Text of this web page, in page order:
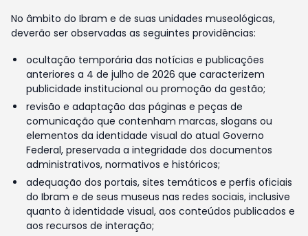
No âmbito do Ibram e de suas unidades museológicas,
deverão ser observadas as seguintes providências:
ocultação temporária das notícias e publicações
anteriores a 4 de julho de 2026 que caracterizem
publicidade institucional ou promoção da gestão;
revisão e adaptação das páginas e peças de
comunicação que contenham marcas, slogans ou
elementos da identidade visual do atual Governo
Federal, preservada a integridade dos documentos
administrativos, normativos e históricos;
adequação dos portais, sites temáticos e perfis oficiais
do Ibram e de seus museus nas redes sociais, inclusive
quanto à identidade visual, aos conteúdos publicados e
aos recursos de interação;